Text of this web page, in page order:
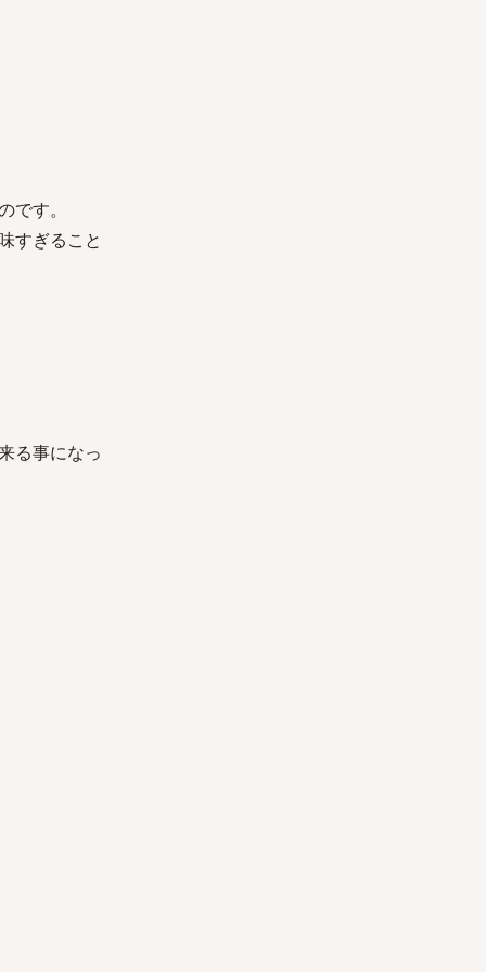
す。
すぎること
る事になっ